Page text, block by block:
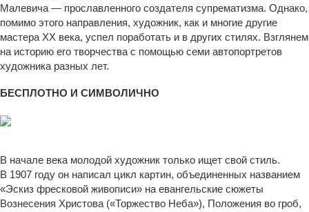
Малевича — прославленного создателя супрематизма. Однако,
помимо этого направления, художник, как и многие другие
мастера ХХ века, успел поработать и в других стилях. Взглянем
на историю его творчества с помощью семи автопортретов
художника разных лет.
БЕСПЛОТНО И СИМВОЛИЧНО
Эскиз фресковой живописи (Автопортрет). 1907. Государственный Русский музей
В начале века молодой художник только ищет свой стиль.
В 1907 году он написал цикл картин, объединенных названием
«Эскиз фресковой живописи» на евангельские сюжеты
Вознесения Христова («Торжество Неба»), Положения во гроб,